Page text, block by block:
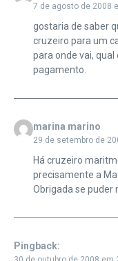
7 de agosto de 2008
gostaria de saber
cruzeiro para um
para onde vai, qual
pagamento.
marina marino
29 de setembro de
Há cruzeiro
precisamente a
Obrigada se puder
Pingback: